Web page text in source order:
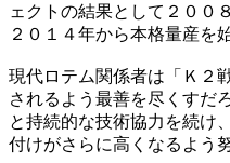
ェクトの結果として２００
２０１４年から本格量産を
現代ロテム関係者は「Ｋ２
されるよう最善を尽くすだ
と持続的な技術協力を続け
付けがさらに高くなるよう